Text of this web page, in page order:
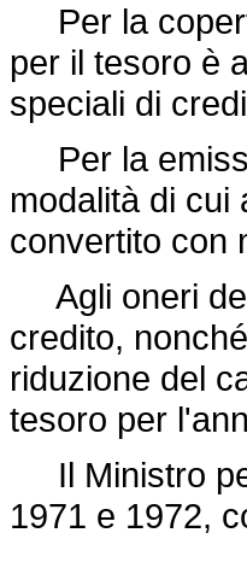
Per la
per il tesoro è
speciali di
Per la
modalità di
convertito con
Agli oneri
credito,
riduzione del
tesoro per
Il Ministro
1971 e 1972,